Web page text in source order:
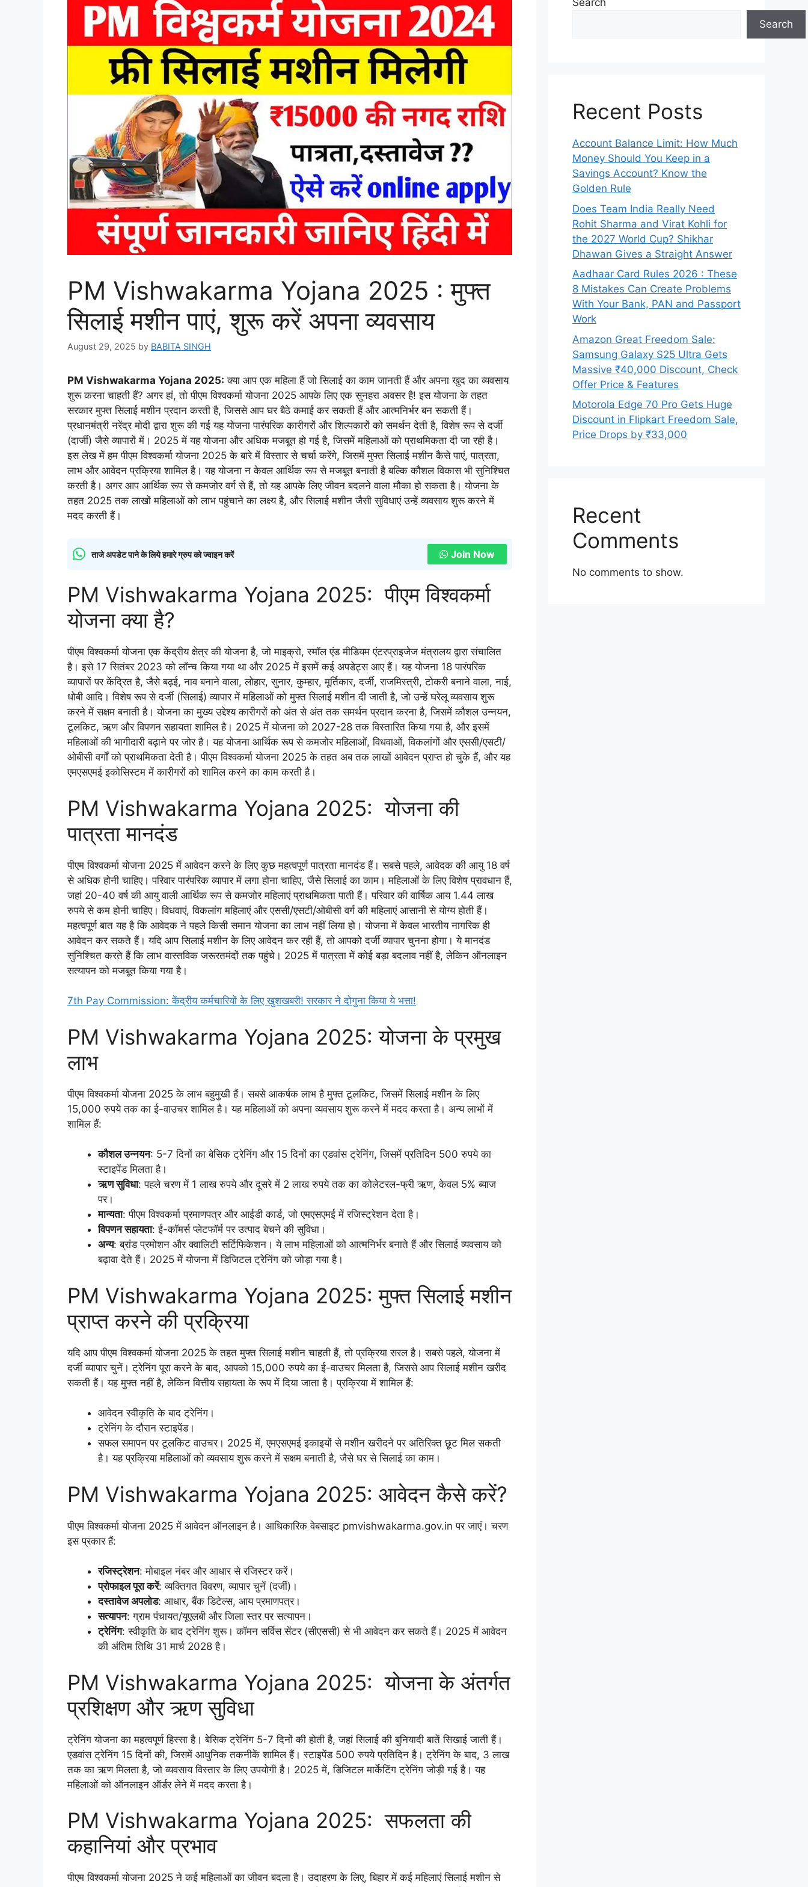
PM Vishwakarma Yojana 2025 : मुफ्त
सिलाई मशीन पाएं, शुरू करें अपना व्यवसाय
August 29, 2025 by BABITA SINGH
PM Vishwakarma Yojana 2025: क्या आप एक महिला हैं जो सिलाई का काम जानती हैं और अपना खुद का व्यवसाय
शुरू करना चाहती हैं? अगर हां, तो पीएम विश्वकर्मा योजना 2025 आपके लिए एक सुनहरा अवसर है! इस योजना के तहत
सरकार मुफ्त सिलाई मशीन प्रदान करती है, जिससे आप घर बैठे कमाई कर सकती हैं और आत्मनिर्भर बन सकती हैं।
प्रधानमंत्री नरेंद्र मोदी द्वारा शुरू की गई यह योजना पारंपरिक कारीगरों और शिल्पकारों को समर्थन देती है, विशेष रूप से दर्जी
(दार्जी) जैसे व्यापारों में। 2025 में यह योजना और अधिक मजबूत हो गई है, जिसमें महिलाओं को प्राथमिकता दी जा रही है।
इस लेख में हम पीएम विश्वकर्मा योजना 2025 के बारे में विस्तार से चर्चा करेंगे, जिसमें मुफ्त सिलाई मशीन कैसे पाएं, पात्रता,
लाभ और आवेदन प्रक्रिया शामिल है। यह योजना न केवल आर्थिक रूप से मजबूत बनाती है बल्कि कौशल विकास भी सुनिश्चित
करती है। अगर आप आर्थिक रूप से कमजोर वर्ग से हैं, तो यह आपके लिए जीवन बदलने वाला मौका हो सकता है। योजना के
तहत 2025 तक लाखों महिलाओं को लाभ पहुंचाने का लक्ष्य है, और सिलाई मशीन जैसी सुविधाएं उन्हें व्यवसाय शुरू करने में
मदद करती हैं।
ताजे अपडेट पाने के लिये हमारे ग्रुप को ज्वाइन करें Join Now
PM Vishwakarma Yojana 2025: पीएम विश्वकर्मा
योजना क्या है?
पीएम विश्वकर्मा योजना एक केंद्रीय क्षेत्र की योजना है, जो माइक्रो, स्मॉल एंड मीडियम एंटरप्राइजेज मंत्रालय द्वारा संचालित
है। इसे 17 सितंबर 2023 को लॉन्च किया गया था और 2025 में इसमें कई अपडेट्स आए हैं। यह योजना 18 पारंपरिक
व्यापारों पर केंद्रित है, जैसे बढ़ई, नाव बनाने वाला, लोहार, सुनार, कुम्हार, मूर्तिकार, दर्जी, राजमिस्त्री, टोकरी बनाने वाला, नाई,
धोबी आदि। विशेष रूप से दर्जी (सिलाई) व्यापार में महिलाओं को मुफ्त सिलाई मशीन दी जाती है, जो उन्हें घरेलू व्यवसाय शुरू
करने में सक्षम बनाती है। योजना का मुख्य उद्देश्य कारीगरों को अंत से अंत तक समर्थन प्रदान करना है, जिसमें कौशल उन्नयन,
टूलकिट, ऋण और विपणन सहायता शामिल है। 2025 में योजना को 2027-28 तक विस्तारित किया गया है, और इसमें
महिलाओं की भागीदारी बढ़ाने पर जोर है। यह योजना आर्थिक रूप से कमजोर महिलाओं, विधवाओं, विकलांगों और एससी/एसटी/
ओबीसी वर्गों को प्राथमिकता देती है। पीएम विश्वकर्मा योजना 2025 के तहत अब तक लाखों आवेदन प्राप्त हो चुके हैं, और यह
एमएसएमई इकोसिस्टम में कारीगरों को शामिल करने का काम करती है।
PM Vishwakarma Yojana 2025: योजना की
पात्रता मानदंड
पीएम विश्वकर्मा योजना 2025 में आवेदन करने के लिए कुछ महत्वपूर्ण पात्रता मानदंड हैं। सबसे पहले, आवेदक की आयु 18 वर्ष
से अधिक होनी चाहिए। परिवार पारंपरिक व्यापार में लगा होना चाहिए, जैसे सिलाई का काम। महिलाओं के लिए विशेष प्रावधान हैं,
जहां 20-40 वर्ष की आयु वाली आर्थिक रूप से कमजोर महिलाएं प्राथमिकता पाती हैं। परिवार की वार्षिक आय 1.44 लाख
रुपये से कम होनी चाहिए। विधवाएं, विकलांग महिलाएं और एससी/एसटी/ओबीसी वर्ग की महिलाएं आसानी से योग्य होती हैं।
महत्वपूर्ण बात यह है कि आवेदक ने पहले किसी समान योजना का लाभ नहीं लिया हो। योजना में केवल भारतीय नागरिक ही
आवेदन कर सकते हैं। यदि आप सिलाई मशीन के लिए आवेदन कर रही हैं, तो आपको दर्जी व्यापार चुनना होगा। ये मानदंड
सुनिश्चित करते हैं कि लाभ वास्तविक जरूरतमंदों तक पहुंचे। 2025 में पात्रता में कोई बड़ा बदलाव नहीं है, लेकिन ऑनलाइन
सत्यापन को मजबूत किया गया है।
7th Pay Commission: केंद्रीय कर्मचारियों के लिए खुशखबरी! सरकार ने दोगुना किया ये भत्ता!
PM Vishwakarma Yojana 2025: योजना के प्रमुख
लाभ
पीएम विश्वकर्मा योजना 2025 के लाभ बहुमुखी हैं। सबसे आकर्षक लाभ है मुफ्त टूलकिट, जिसमें सिलाई मशीन के लिए
15,000 रुपये तक का ई-वाउचर शामिल है। यह महिलाओं को अपना व्यवसाय शुरू करने में मदद करता है। अन्य लाभों में
शामिल हैं:
कौशल उन्नयन: 5-7 दिनों का बेसिक ट्रेनिंग और 15 दिनों का एडवांस ट्रेनिंग, जिसमें प्रतिदिन 500 रुपये का
स्टाइपेंड मिलता है।
ऋण सुविधा: पहले चरण में 1 लाख रुपये और दूसरे में 2 लाख रुपये तक का कोलेटरल-फ्री ऋण, केवल 5% ब्याज
पर।
मान्यता: पीएम विश्वकर्मा प्रमाणपत्र और आईडी कार्ड, जो एमएसएमई में रजिस्ट्रेशन देता है।
विपणन सहायता: ई-कॉमर्स प्लेटफॉर्म पर उत्पाद बेचने की सुविधा।
अन्य: ब्रांड प्रमोशन और क्वालिटी सर्टिफिकेशन। ये लाभ महिलाओं को आत्मनिर्भर बनाते हैं और सिलाई व्यवसाय को
बढ़ावा देते हैं। 2025 में योजना में डिजिटल ट्रेनिंग को जोड़ा गया है।
PM Vishwakarma Yojana 2025: मुफ्त सिलाई मशीन
प्राप्त करने की प्रक्रिया
यदि आप पीएम विश्वकर्मा योजना 2025 के तहत मुफ्त सिलाई मशीन चाहती हैं, तो प्रक्रिया सरल है। सबसे पहले, योजना में
दर्जी व्यापार चुनें। ट्रेनिंग पूरा करने के बाद, आपको 15,000 रुपये का ई-वाउचर मिलता है, जिससे आप सिलाई मशीन खरीद
सकती हैं। यह मुफ्त नहीं है, लेकिन वित्तीय सहायता के रूप में दिया जाता है। प्रक्रिया में शामिल हैं:
आवेदन स्वीकृति के बाद ट्रेनिंग।
ट्रेनिंग के दौरान स्टाइपेंड।
सफल समापन पर टूलकिट वाउचर। 2025 में, एमएसएमई इकाइयों से मशीन खरीदने पर अतिरिक्त छूट मिल सकती
है। यह प्रक्रिया महिलाओं को व्यवसाय शुरू करने में सक्षम बनाती है, जैसे घर से सिलाई का काम।
PM Vishwakarma Yojana 2025: आवेदन कैसे करें?
पीएम विश्वकर्मा योजना 2025 में आवेदन ऑनलाइन है। आधिकारिक वेबसाइट pmvishwakarma.gov.in पर जाएं। चरण
इस प्रकार हैं:
रजिस्ट्रेशन: मोबाइल नंबर और आधार से रजिस्टर करें।
प्रोफाइल पूरा करें: व्यक्तिगत विवरण, व्यापार चुनें (दर्जी)।
दस्तावेज अपलोड: आधार, बैंक डिटेल्स, आय प्रमाणपत्र।
सत्यापन: ग्राम पंचायत/यूएलबी और जिला स्तर पर सत्यापन।
ट्रेनिंग: स्वीकृति के बाद ट्रेनिंग शुरू। कॉमन सर्विस सेंटर (सीएससी) से भी आवेदन कर सकते हैं। 2025 में आवेदन
की अंतिम तिथि 31 मार्च 2028 है।
PM Vishwakarma Yojana 2025: योजना के अंतर्गत
प्रशिक्षण और ऋण सुविधा
ट्रेनिंग योजना का महत्वपूर्ण हिस्सा है। बेसिक ट्रेनिंग 5-7 दिनों की होती है, जहां सिलाई की बुनियादी बातें सिखाई जाती हैं।
एडवांस ट्रेनिंग 15 दिनों की, जिसमें आधुनिक तकनीकें शामिल हैं। स्टाइपेंड 500 रुपये प्रतिदिन है। ट्रेनिंग के बाद, 3 लाख
तक का ऋण मिलता है, जो व्यवसाय विस्तार के लिए उपयोगी है। 2025 में, डिजिटल मार्केटिंग ट्रेनिंग जोड़ी गई है। यह
महिलाओं को ऑनलाइन ऑर्डर लेने में मदद करता है।
PM Vishwakarma Yojana 2025: सफलता की
कहानियां और प्रभाव
पीएम विश्वकर्मा योजना 2025 ने कई महिलाओं का जीवन बदला है। उदाहरण के लिए, बिहार में कई महिलाएं सिलाई मशीन से
Search
Search
Recent Posts
Account Balance Limit: How Much
Money Should You Keep in a
Savings Account? Know the
Golden Rule
Does Team India Really Need
Rohit Sharma and Virat Kohli for
the 2027 World Cup? Shikhar
Dhawan Gives a Straight Answer
Aadhaar Card Rules 2026 : These
8 Mistakes Can Create Problems
With Your Bank, PAN and Passport
Work
Amazon Great Freedom Sale:
Samsung Galaxy S25 Ultra Gets
Massive ₹40,000 Discount, Check
Offer Price & Features
Motorola Edge 70 Pro Gets Huge
Discount in Flipkart Freedom Sale,
Price Drops by ₹33,000
Recent
Comments
No comments to show.